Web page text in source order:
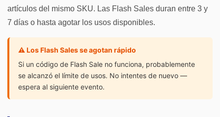
artículos del mismo SKU. Las Flash Sales duran entre 3 y
7 días o hasta agotar los usos disponibles.
⚠️ Los Flash Sales se agotan rápido
Si un código de Flash Sale no funciona, probablemente
se alcanzó el límite de usos. No intentes de nuevo —
espera al siguiente evento.